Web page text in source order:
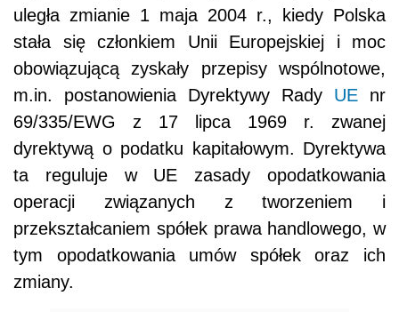
uległa zmianie 1 maja 2004 r., kiedy Polska
stała się członkiem Unii Europejskiej i moc
obowiązującą zyskały przepisy wspólnotowe,
m.in. postanowienia Dyrektywy Rady UE nr
69/335/EWG z 17 lipca 1969 r. zwanej
dyrektywą o podatku kapitałowym. Dyrektywa
ta reguluje w UE zasady opodatkowania
operacji związanych z tworzeniem i
przekształcaniem spółek prawa handlowego, w
tym opodatkowania umów spółek oraz ich
zmiany.